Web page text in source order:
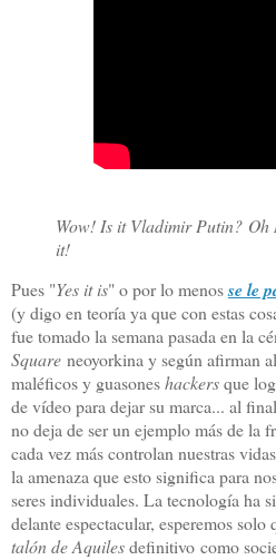
Wow! Is it Vladimir Putin? Oh
it!
Pues "Yes it is" o por lo menosse le
(y digo en teoría ya que con estas
fue tomado la semana pasada en la
Square neoyorkina y según afirman
maléficos y guasoneshackersque
de vídeo para dejar su marca... al
no deja de ser un ejemplo más de la
cada vez más controlan nuestras
la amenaza que esto significa para
seres individuales. La tecnología ha
delante espectacular, esperemos
talón de Aquilesdefinitivo como